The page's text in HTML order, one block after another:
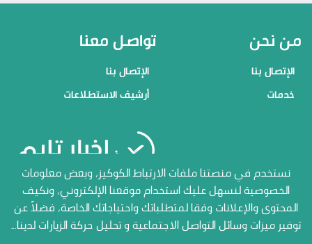
من نحن
الإتصال بنا
خدمات
تواصل معنا
الإتصال بنا
أرشيف الاستطلاعات
منصاتنا
الإتصال بنا
أرشيف الاستطلاعات
جميع الحقوق محفوظة المنصة
نستخدم في منصتنا ملفات الارتباط الكوكيز، وبعض معلومات
الخصوصية لنسهل عليك استخدام موقعنا الإلكتروني، ونكيف
المحتوى والإعلانات وفقا لمتطلباتك واحتياجاتك الخاصة، فضلاً عن
توفير ميزات وسائل التواصل الاجتماعية و تحليل حركة الزيارات لدينا...